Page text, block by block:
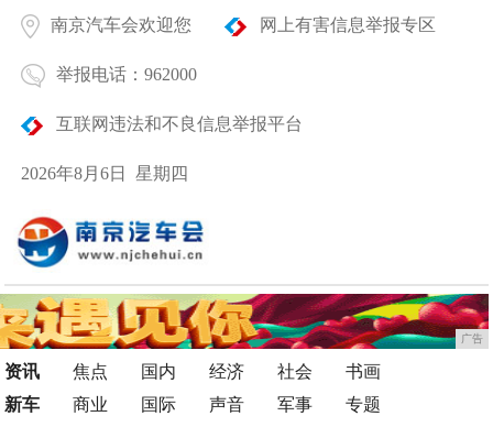
南京汽车会欢迎您 网上有害信息举报专区
举报电话：962000
互联网违法和不良信息举报平台
2026年8月6日 星期四
广告
资讯 焦点 国内 经济 社会
书画
新车
商业 国际 声音 军事
专题